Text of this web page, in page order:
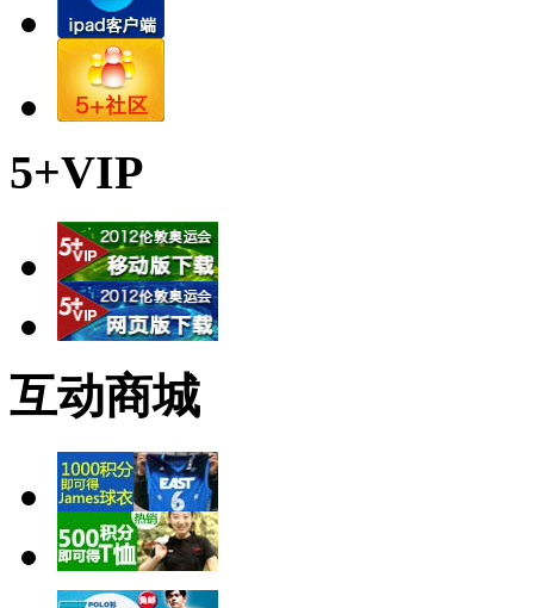
5+VIP
互动商城